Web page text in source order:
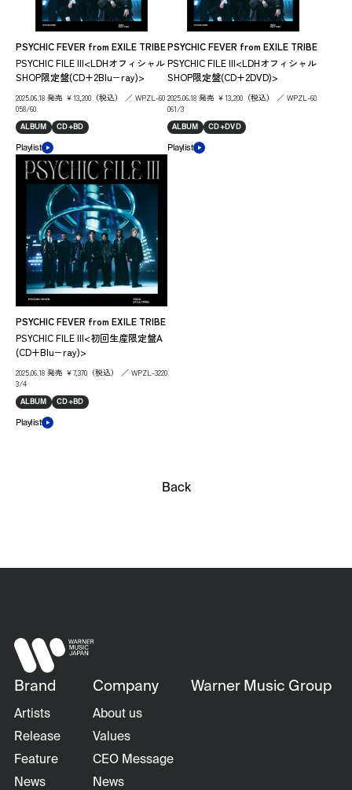
PSYCHIC FEVER from EXILE TRIBE
PSYCHIC FILE III<LDHオフィシャル
SHOP限定盤(CD+2Blu−ray)>
2025.06.18 発売 ￥13,200（税込） ／ WPZL-60
058/60
ALBUM CD+BD
Playlist
PSYCHIC FEVER from EXILE TRIBE
PSYCHIC FILE III<LDHオフィシャル
SHOP限定盤(CD+2DVD)>
2025.06.18 発売 ￥13,200（税込） ／ WPZL-60
061/3
ALBUM CD+DVD
Playlist
PSYCHIC FEVER from EXILE TRIBE
PSYCHIC FILE III<初回生産限定盤A
(CD+Blu−ray)>
2025.06.18 発売 ￥7,370（税込） ／ WPZL-3220
3/4
ALBUM CD+BD
Playlist
Back
Brand
Artists
Release
Feature
News
Company
About us
Values
CEO Message
News
Warner Music Group